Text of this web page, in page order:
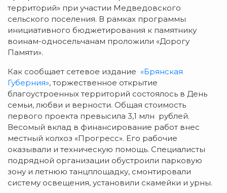
территорий» при участии Медведовского
сельского поселения. В рамках программы
инициативного бюджетирования к памятнику
воинам-односельчанам проложили «Дорогу
Памяти».
Как сообщает сетевое издание «Брянская
Губерния», торжественное открытие
благоустроенных территорий состоялось в День
семьи, любви и верности. Общая стоимость
первого проекта превысила 3,1 млн рублей.
Весомый вклад в финансирование работ внес
местный колхоз «Прогресс». Его рабочие
оказывали и техническую помощь. Специалисты
подрядной организации обустроили парковую
зону и летнюю танцплощадку, смонтировали
систему освещения, установили скамейки и урны.